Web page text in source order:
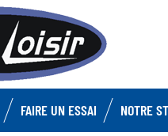
FAIRE UN ESSAI NOTRE